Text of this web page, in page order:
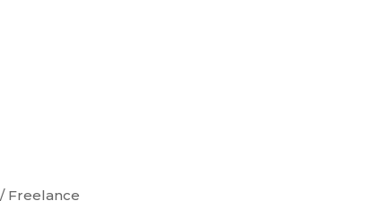
Freelance